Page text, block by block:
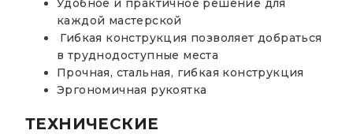
Удобное и практичное решение для
каждой мастерской
Гибкая конструкция позволяет добраться
в труднодоступные места
Прочная, стальная, гибкая конструкция
Эргономичная рукоятка
ТЕХНИЧЕСКИЕ